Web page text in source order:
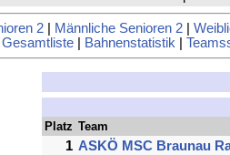
2| Männliche Senioren 2|
Gesamtliste| Bahnenstatistik|
Platz Team
1 ASKÖ MSC Braunau